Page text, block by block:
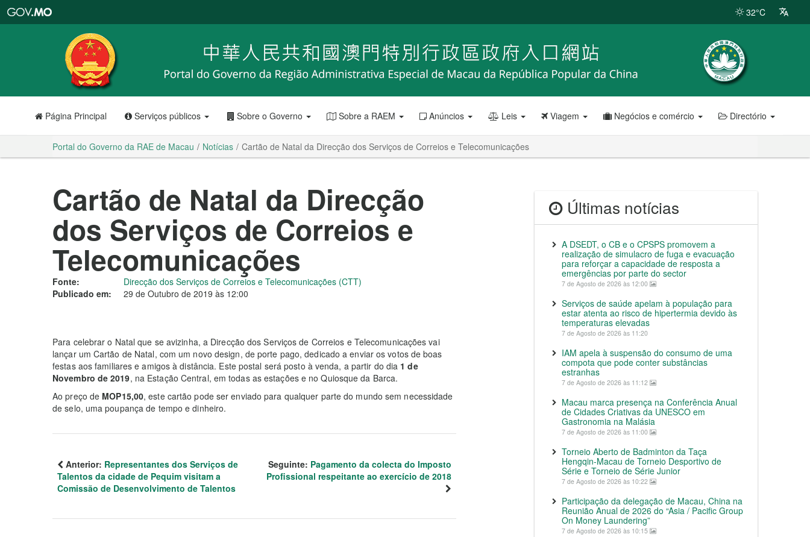
RAE
de
Macau
32°C
Página Principal Serviços públicos Sobre o Governo Sobre a RAEM Anúncios Leis Viagem Negócios e comércio Directório
Portal do Governo da RAE de Macau Notícias Cartão de Natal da Direcção dos Serviços de Correios e Telecomunicações
Cartão de Natal da Direcção
dos Serviços de Correios e
Telecomunicações
Fonte:
Direcção dos Serviços de Correios e Telecomunicações (CTT)
Publicado em:
29 de Outubro de 2019 às 12:00
Para celebrar o Natal que se avizinha, a Direcção dos Serviços de Correios e Telecomunicações vai
lançar um Cartão de Natal, com um novo design, de porte pago, dedicado a enviar os votos de boas
festas aos familiares e amigos à distância. Este postal será posto à venda, a partir do dia 1 de
Novembro de 2019, na Estação Central, em todas as estações e no Quiosque da Barca.
Ao preço de MOP15,00, este cartão pode ser enviado para qualquer parte do mundo sem necessidade
de selo, uma poupança de tempo e dinheiro.
Anterior: Representantes dos Serviços de
Talentos da cidade de Pequim visitam a
Comissão de Desenvolvimento de Talentos
Seguinte: Pagamento da colecta do Imposto
Profissional respeitante ao exercício de 2018
Últimas notícias
A DSEDT, o CB e o CPSPS promovem a
realização de simulacro de fuga e evacuação
para reforçar a capacidade de resposta a
emergências por parte do sector
7 de Agosto de 2026 às 12:00
Serviços de saúde apelam à população para
estar atenta ao risco de hipertermia devido às
temperaturas elevadas
7 de Agosto de 2026 às 11:20
IAM apela à suspensão do consumo de uma
compota que pode conter substâncias
estranhas
7 de Agosto de 2026 às 11:12
Macau marca presença na Conferência Anual
de Cidades Criativas da UNESCO em
Gastronomia na Malásia
7 de Agosto de 2026 às 11:00
Torneio Aberto de Badminton da Taça
Hengqin-Macau de Torneio Desportivo de
Série e Torneio de Série Junior
7 de Agosto de 2026 às 10:22
Participação da delegação de Macau, China na
Reunião Anual de 2026 do “Asia / Pacific Group
On Money Laundering”
7 de Agosto de 2026 às 10:15